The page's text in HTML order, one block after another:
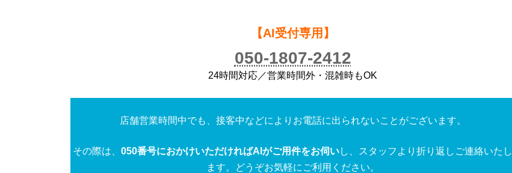
【AI受付専用】
050-1807-2412
24時間対応／営業時間外・混雑時もOK
店舗営業時間中でも、接客中などによりお電話に出られないことがございます。
その際は、050番号におかけいただければAIがご用件をお伺いし、スタッフより折り返しご連絡いたし
ます。どうぞお気軽にご利用ください。